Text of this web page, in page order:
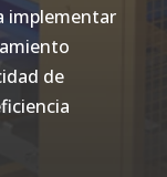
implementar
de